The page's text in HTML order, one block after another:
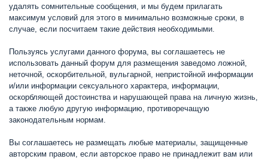
удалять сомнительные сообщения, и мы будем прилагать
максимум условий для этого в минимально возможные сроки, в
случае, если посчитаем такие действия необходимыми.
Пользуясь услугами данного форума, вы соглашаетесь не
использовать данный форум для размещения заведомо ложной,
неточной, оскорбительной, вульгарной, непристойной информации
и/или информации сексуального характера, информации,
оскорбляющей достоинства и нарушающей права на личную жизнь,
а также любую другую информацию, противоречащую
законодательным нормам.
Вы соглашаетесь не размещать любые материалы, защищенные
авторским правом, если авторское право не принадлежит вам или